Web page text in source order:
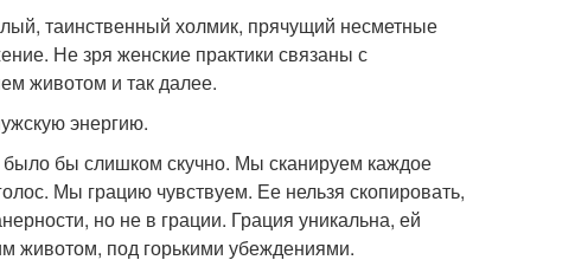
таинственный холмик, прячущий несметные
Не зря женские практики связаны с
животом и так далее.
энергию.
бы слишком скучно. Мы сканируем каждое
Мы грацию чувствуем. Ее нельзя скопировать,
но не в грации. Грация уникальна, ей
животом, под горькими убеждениями.